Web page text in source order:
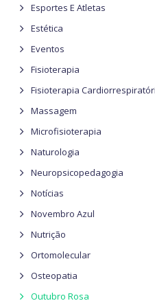
Esportes E Atletas
Estética
Eventos
Fisioterapia
Fisioterapia
Massagem
Microfisioterapia
Naturologia
Neuropsicopedagogia
Notícias
Novembro Azul
Nutrição
Ortomolecular
Osteopatia
Outubro Rosa